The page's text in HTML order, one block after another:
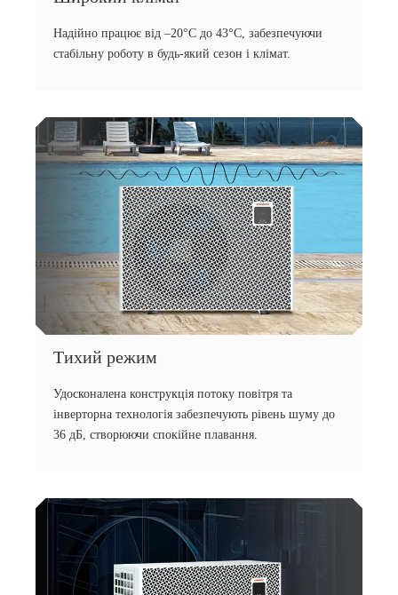
Надійно працює від –20°C до 43°C, забезпечуючи
стабільну роботу в будь-який сезон і клімат.
Тихий режим
Удосконалена конструкція потоку повітря та
інверторна технологія забезпечують рівень шуму до
36 дБ, створюючи спокійне плавання.